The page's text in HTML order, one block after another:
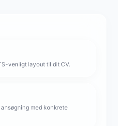
venligt layout til dit CV.
med konkrete